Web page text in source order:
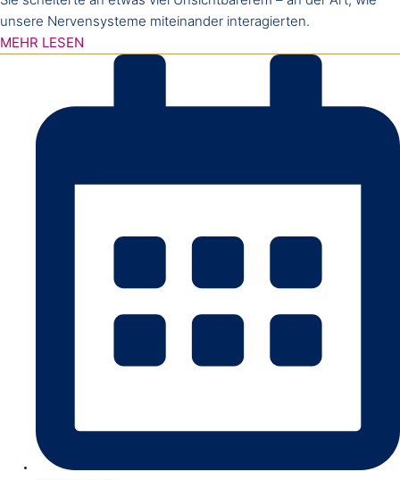
unsere Nervensysteme miteinander interagierten.
MEHR LESEN